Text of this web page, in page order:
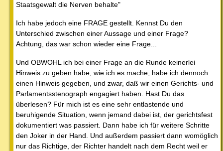
Staatsgewalt die Nerven behalte"
Ich habe jedoch eine FRAGE gestellt. Kennst Du den
Unterschied zwischen einer Aussage und einer Frage?
Achtung, das war schon wieder eine Frage...
Und OBWOHL ich bei einer Frage an die Runde keinerlei
Hinweis zu geben habe, wie ich es mache, habe ich dennoch
einen Hinweis gegeben, und zwar, daß wir einen Gerichts- und
Parlamentsstenograph engagiert haben. Hast Du das
überlesen? Für mich ist es eine sehr entlastende und
beruhigende Situation, wenn jemand dabei ist, der gerichtsfest
dokumentiert was passiert. Dann habe ich für weitere Schritte
den Joker in der Hand. Und außerdem passiert dann womöglich
nur das Richtige, der Richter handelt nach dem Recht weil er